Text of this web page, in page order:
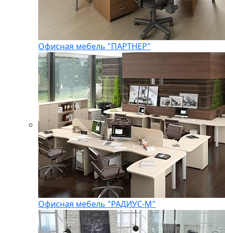
Офисная мебель "ПАРТНЕР"
Офисная мебель "РАДИУС-М"